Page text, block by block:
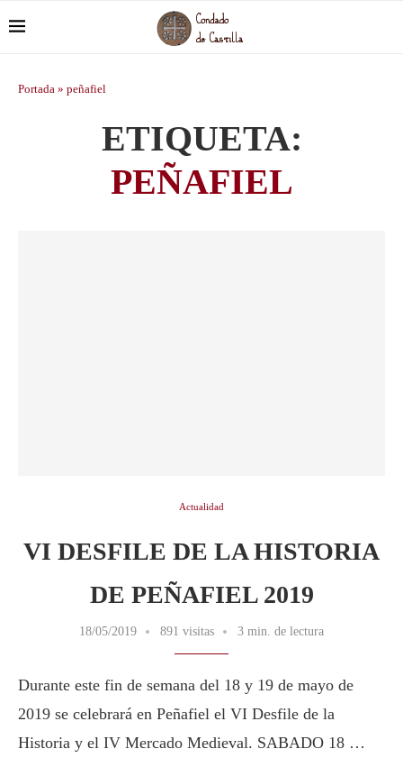
Portada » peñafiel
ETIQUETA:
PEÑAFIEL
Actualidad
VI DESFILE DE LA HISTORIA
DE PEÑAFIEL 2019
18/05/2019 891 visitas 3 min. de lectura
Durante este fin de semana del 18 y 19 de mayo de
2019 se celebrará en Peñafiel el VI Desfile de la
Historia y el IV Mercado Medieval. SABADO 18 …